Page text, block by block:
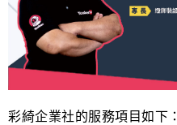
彩綺企業社的服務項目如下：